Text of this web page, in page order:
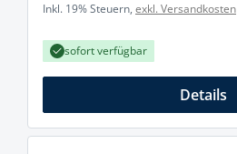
Inkl. 19% Steuern, exkl. Versandkosten
sofort verfügbar
Details